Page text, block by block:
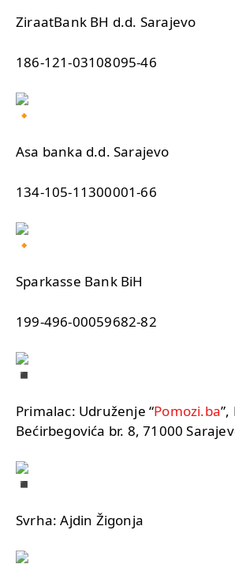
ZiraatBank BH d.d. Sarajevo
186-121-03108095-46
Asa banka d.d. Sarajevo
134-105-11300001-66
Sparkasse Bank BiH
199-496-00059682-82
Primalac: Udruženje “Pomozi.ba”,
Bećirbegovića br. 8, 71000
Svrha: Ajdin Žigonja